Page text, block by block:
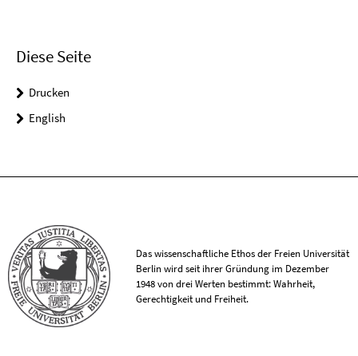
Diese Seite
Drucken
English
Das wissenschaftliche Ethos der Freien Universität
Berlin wird seit ihrer Gründung im Dezember
1948 von drei Werten bestimmt: Wahrheit,
Gerechtigkeit und Freiheit.